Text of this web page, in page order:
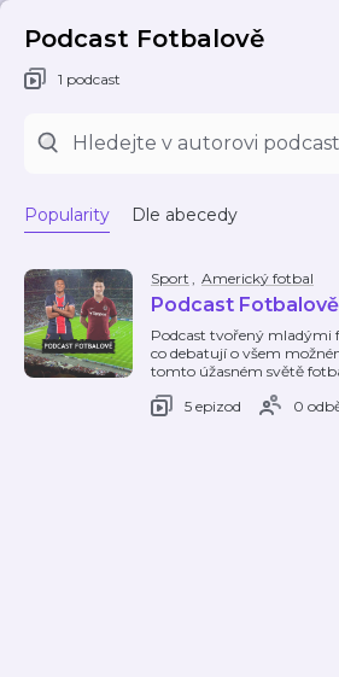
Podcast Fotbalově
1 podcast
Popularity Dle abecedy
Sport , Americký fotbal
Podcast Fotbalově
Podcast tvořený mladými
co debatují o všem
tomto úžasném světě
5 epizod
0